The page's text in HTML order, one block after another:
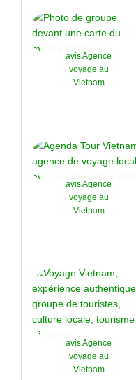
avis Agence
voyage au
Vietnam
avis Agence
voyage au
Vietnam
avis Agence
voyage au
Vietnam